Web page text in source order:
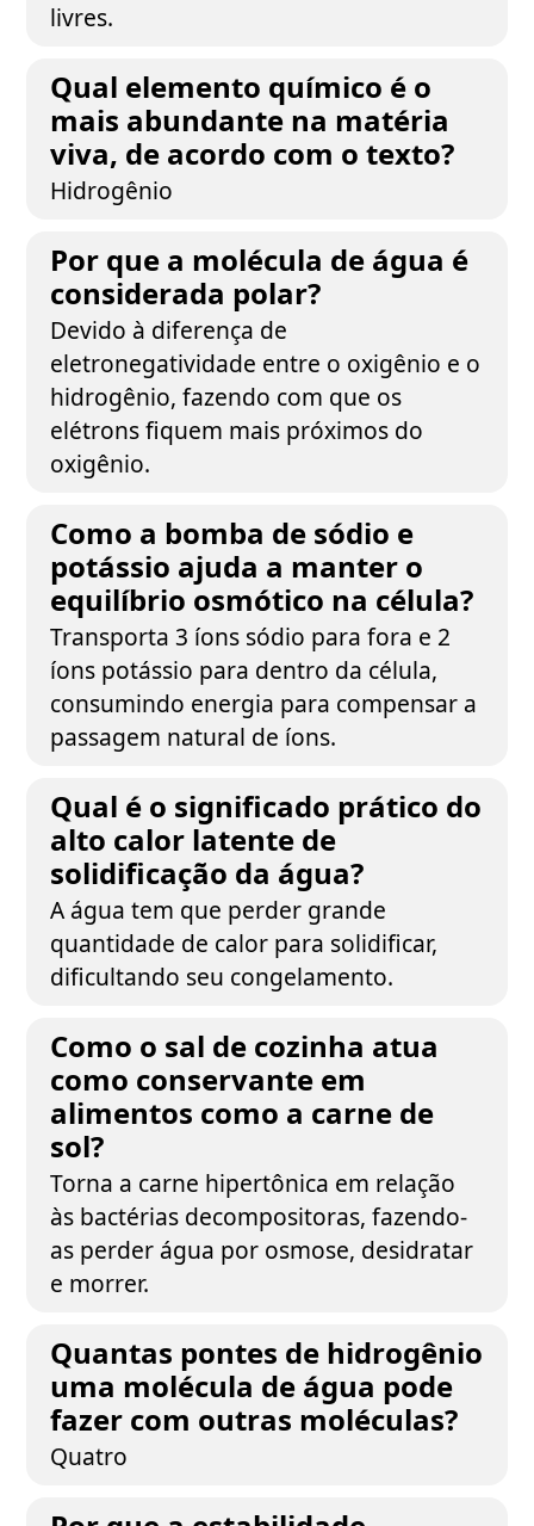
livres.
Qual elemento químico é o
mais abundante na matéria
viva, de acordo com o texto?
Hidrogênio
Por que a molécula de água é
considerada polar?
Devido à diferença de
eletronegatividade entre o oxigênio e o
hidrogênio, fazendo com que os
elétrons fiquem mais próximos do
oxigênio.
Como a bomba de sódio e
potássio ajuda a manter o
equilíbrio osmótico na célula?
Transporta 3 íons sódio para fora e 2
íons potássio para dentro da célula,
consumindo energia para compensar a
passagem natural de íons.
Qual é o significado prático do
alto calor latente de
solidificação da água?
A água tem que perder grande
quantidade de calor para solidificar,
dificultando seu congelamento.
Como o sal de cozinha atua
como conservante em
alimentos como a carne de
sol?
Torna a carne hipertônica em relação
às bactérias decompositoras, fazendo-
as perder água por osmose, desidratar
e morrer.
Quantas pontes de hidrogênio
uma molécula de água pode
fazer com outras moléculas?
Quatro